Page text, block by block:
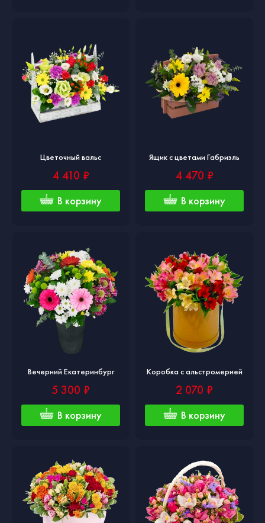
Цветочный вальс
4 410 ₽
В корзину
Ящик с цветами Габриэль
4 470 ₽
В корзину
Вечерний Екатеринбург
5 300 ₽
В корзину
Коробка с альстромерией
2 070 ₽
В корзину